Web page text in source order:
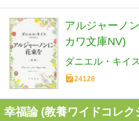
アルジャーノ
カワ文庫NV)
ダニエル・キイス
24128
幸福論 (教養ワイドコレ